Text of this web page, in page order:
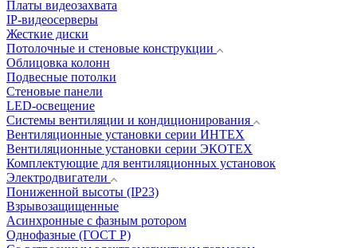
Платы видеозахвата
IP-видеосерверы
Жесткие диски
Потолочные и стеновые конструкции
Облицовка колонн
Подвесные потолки
Стеновые панели
LED-освещение
Системы вентиляции и кондиционирования
Вентиляционные установки серии ИНТЕХ
Вентиляционные установки серии ЭКОТЕХ
Комплектующие для вентиляционных установок
Электродвигатели
Пониженной высоты (IP23)
Взрывозащищенные
Асинхронные с фазным ротором
Однофазные (ГОСТ Р)